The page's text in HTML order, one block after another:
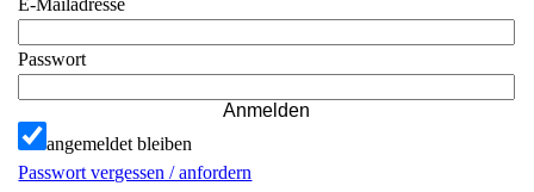
Passwort
Anmelden
angemeldet bleiben
Passwort vergessen / anfordern